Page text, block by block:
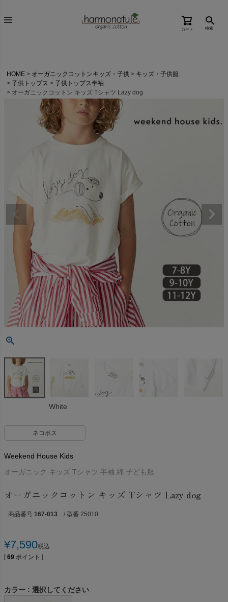
カート 検索
HOME オーガニックコットンキッズ・子供
キッズ・子供服
子供トップス
子供トップス半袖
オーガニックコットン キッズ Tシャツ Lazy dog
White
ネコポス
Weekend House Kids
オーガニック キッズ Tシャツ 半袖 綿 子ども服
オーガニックコットン キッズ Tシャツ Lazy dog
商品番号 167-013 / 型番 25010
¥7,590税込
[ 69 ポイント ]
カラー 選択してください